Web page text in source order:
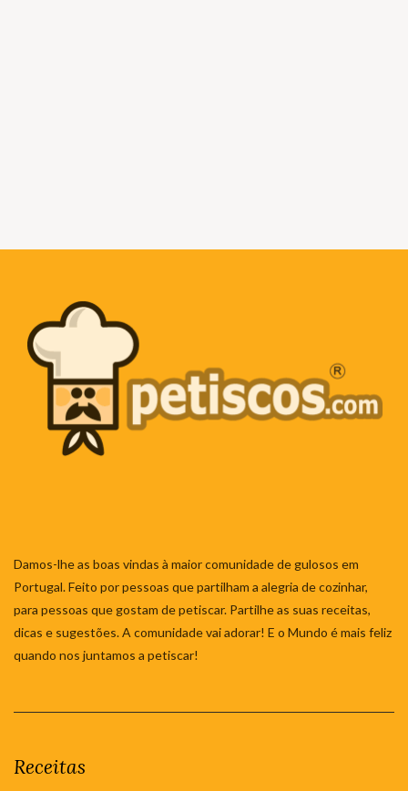
Damos-lhe as boas vindas à maior comunidade de gulosos em
Portugal. Feito por pessoas que partilham a alegria de cozinhar,
para pessoas que gostam de petiscar. Partilhe as suas receitas,
dicas e sugestões. A comunidade vai adorar! E o Mundo é mais feliz
quando nos juntamos a petiscar!
Receitas